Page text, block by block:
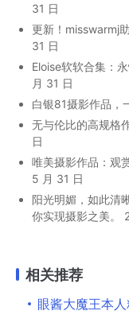
31 日
更新！misswarmj
31 日
Eloise软软合集：
月 31 日
白银81摄影作品，
无与伦比的高规格
日
唯美摄影作品：观
5 月 31 日
阳光明媚，如此清
你实现摄影之美。
相关推荐
眼酱大魔王本人精